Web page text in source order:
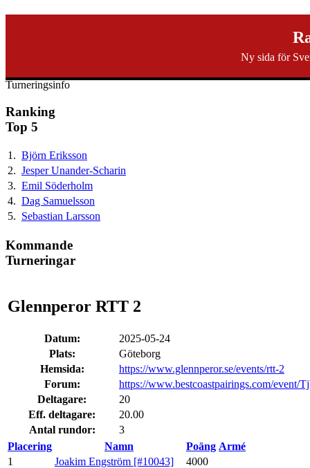
Ny sida för
Turneringsinfo
Ranking
Top 5
1. Björn Eriksson
2. Jesper Unander-Scharin
3. Emil Söderholm
4. Dag Samuelsson
5. Sebastian Larsson
Kommande
Turneringar
Glennperor RTT 2
Datum:
2025-05-24
Plats:
Göteborg
Hemsida:
https://www.glennperor.se/events/rtt-2
Forum:
https://www.bestcoastpairings.com/event/
Deltagare:
20
Eff. deltagare:
20.00
Antal rundor:
3
Placering
Namn Poäng Armé
1
Joakim Engström [#10043]
4000